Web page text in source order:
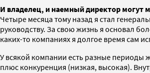
И владелец, и наемный директор могут
Четыре месяца тому назад я стал
руководству. За свою жизнь я основал
каких-то компаниях я долгое время сам
У всякой компании есть разные периоды
плюс конкуренция (низкая, высокая).